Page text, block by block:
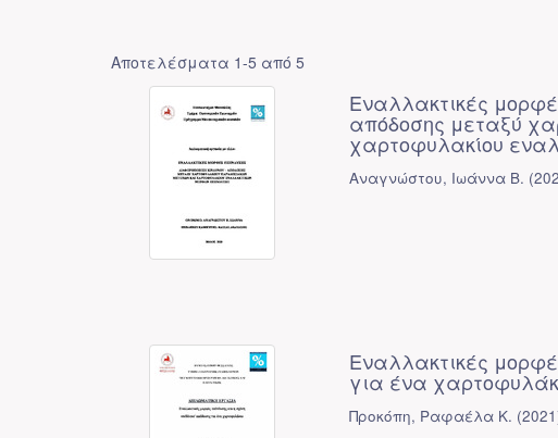
Αποτελέσματα 1-5 από 5
Εναλλακτικές
απόδοσης μεταξύ
χαρτοφυλακίου
Αναγνώστου, Ιωάννα Β. (
Εναλλακτικές
για ένα
Προκόπη, Ραφαέλα Κ. (2021